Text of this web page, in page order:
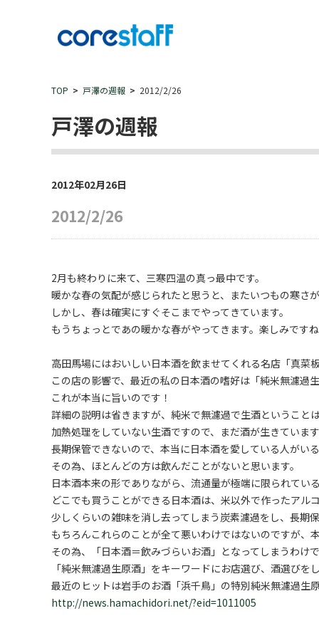
TOP 戸澤の週報 2012/2/26
戸澤の週報
2012年02月26日
2012/2/26
2月も終わりに来て、三寒四温の真っ最中です。
暖かな春の気配が感じられたと思うと、またいつもの寒さ
しかし、春は確実にすぐそこまでやってきています。
もうちょっとであの暖かな春がやってきます。楽しみです
高田馬場にはおいしい日本酒を飲ませてくれる名店「真菜
この店の影響で、最近の私の日本酒の嗜好は「純米無濾過
これが本当に旨いのです！
詳細の説明は省きますが、純米で無濾過で生酒ということ
加熱処理をしていない生酒ですので、まだ酒が生きていま
長期保管できないので、本当に日本酒を愛している人がい
その為、ほとんどの方は飲んだことがないと思います。
日本酒本来の形でありながら、流通量が極端に限られてい
どこでも買うことができる日本酒は、米以外で作ったアル
少しくらいの雑味を消し去ってしまう炭素濾過をし、長期
もちろんこれらのことが全て悪いわけではないのですが、
その為、「日本酒＝飲みづらいお酒」となってしまうわけ
「純米無濾過生原酒」をキーワードにお店選び、酒選びを
最近のヒットは岩手のお酒「浜千鳥」の特別純米無濾過生
http://news.hamachidori.net/?eid=1011005